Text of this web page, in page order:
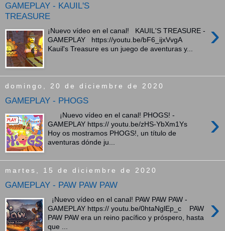
GAMEPLAY - KAUIL'S
TREASURE
›
¡Nuevo vídeo en el canal! KAUIL'S TREASURE -
GAMEPLAY https://youtu.be/bF6_ijxVvgA
Kauil's Treasure es un juego de aventuras y...
domingo, 20 de diciembre de 2020
GAMEPLAY - PHOGS
›
¡Nuevo vídeo en el canal! PHOGS! -
GAMEPLAY https:// youtu.be/zHS-YbXm1Ys
Hoy os mostramos PHOGS!, un título de
aventuras dónde ju...
martes, 15 de diciembre de 2020
GAMEPLAY - PAW PAW PAW
›
¡Nuevo vídeo en el canal! PAW PAW PAW -
GAMEPLAY https:// youtu.be/0htaNglEp_c PAW
PAW PAW era un reino pacífico y próspero, hasta
que ...